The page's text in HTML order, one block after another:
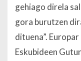
gehiago direla
gora burutzen
dituena”.
Eskubideen